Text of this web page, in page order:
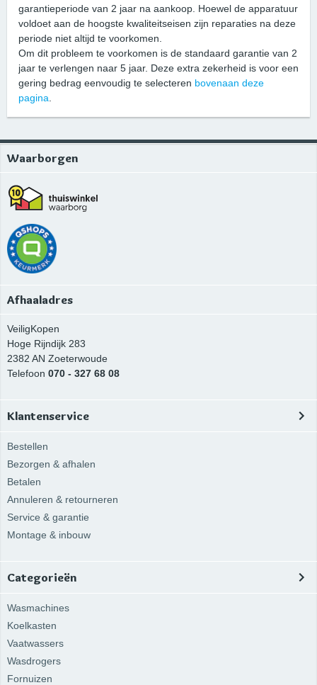
garantieperiode van 2 jaar na aankoop. Hoewel de apparatuur
voldoet aan de hoogste kwaliteitseisen zijn reparaties na deze
periode niet altijd te voorkomen.
Om dit probleem te voorkomen is de standaard garantie van 2
jaar te verlengen naar 5 jaar. Deze extra zekerheid is voor een
gering bedrag eenvoudig te selecteren bovenaan deze
pagina
Waarborgen
Afhaaladres
VeiligKopen
Hoge Rijndijk 283
2382 AN Zoeterwoude
Telefoon 070 - 327 68 08
Klantenservice
Bestellen
Bezorgen & afhalen
Betalen
Annuleren & retourneren
Service & garantie
Montage & inbouw
Categorieën
Wasmachines
Koelkasten
Vaatwassers
Wasdrogers
Fornuizen